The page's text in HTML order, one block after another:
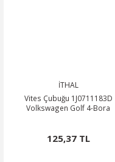
İTHAL
Vites Çubuğu 1J0711183D
Volkswagen Golf 4-Bora
125,37 TL